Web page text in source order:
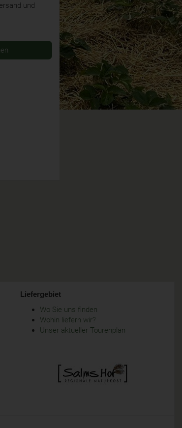
und
Liefergebiet
Wo Sie uns finden
Wohin liefern wir?
Unser aktueller Tourenplan